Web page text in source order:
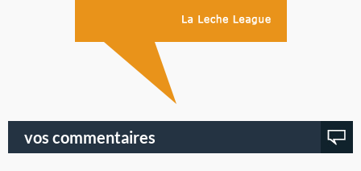
vos commentaires